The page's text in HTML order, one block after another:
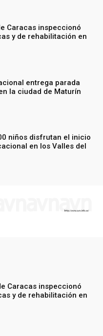
Caracas inspeccionó
y de rehabilitación en
entrega parada
la ciudad de Maturín
niños disfrutan el inicio
en los Valles del
Caracas inspeccionó
y de rehabilitación en